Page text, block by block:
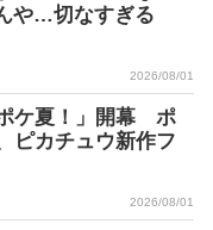
や…切なすぎる
2026/08/01
ケ夏！」開幕 ポ
ピカチュウ新作フ
2026/08/01